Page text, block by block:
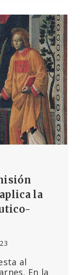
la
al
En la